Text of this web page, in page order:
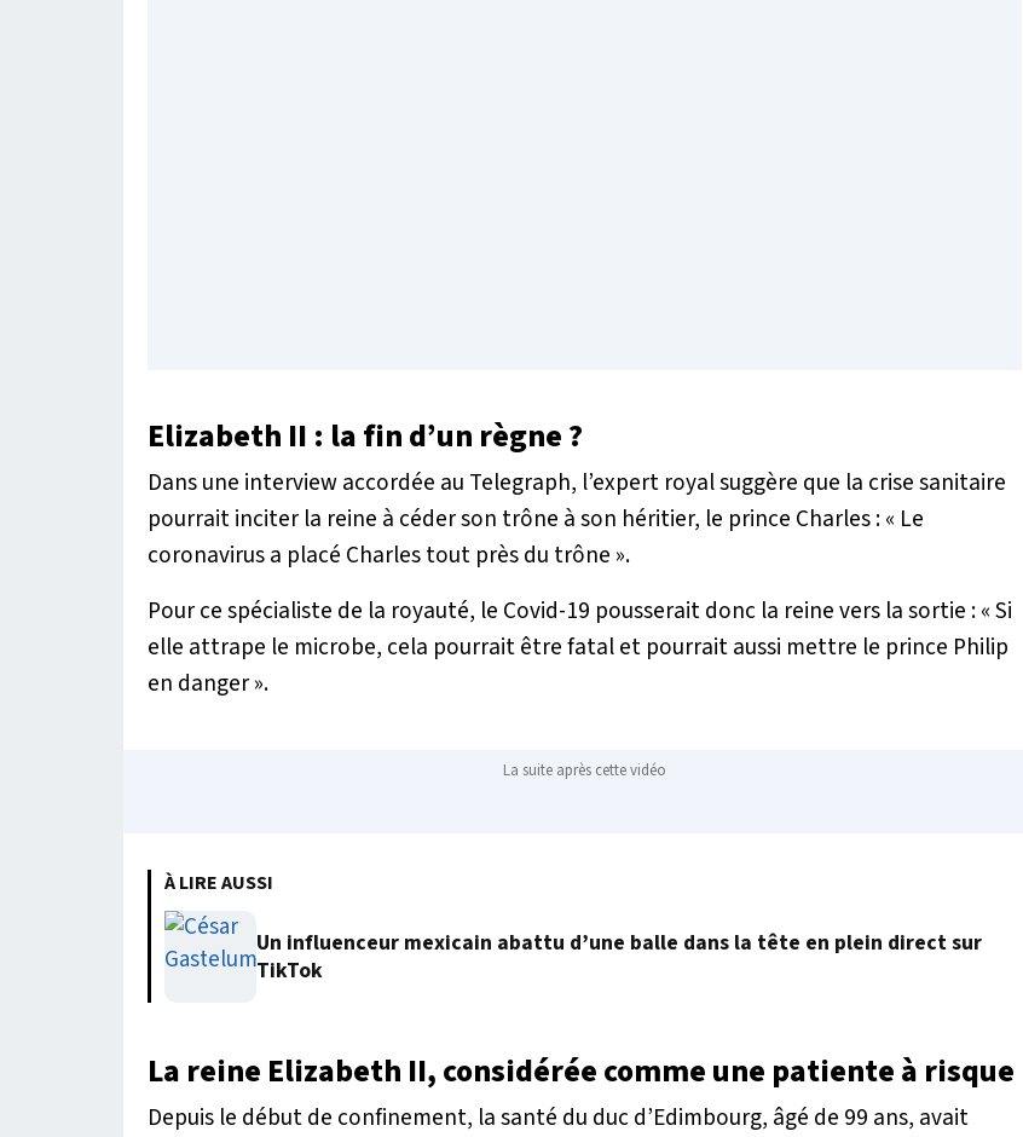
Elizabeth II : la fin d’un règne ?
Dans une interview accordée au Telegraph, l’expert royal suggère que la crise sanitaire
pourrait inciter la reine à céder son trône à son héritier, le prince Charles :« Le
coronavirus a placé Charles tout près du trône ».
Pour ce spécialiste de la royauté, le Covid-19 pousserait donc la reine vers la sortie :« Si
elle attrape le microbe, cela pourrait être fatal et pourrait aussi mettre le prince Philip
en danger ».
La suite après cette vidéo
À LIRE AUSSI
Un influenceur mexicain abattu d’une balle dans la tête en plein direct sur
TikTok
La reine Elizabeth II, considérée comme une patiente à risque
Depuis le début de confinement, la santé du duc d’Edimbourg, âgé de 99 ans, avait